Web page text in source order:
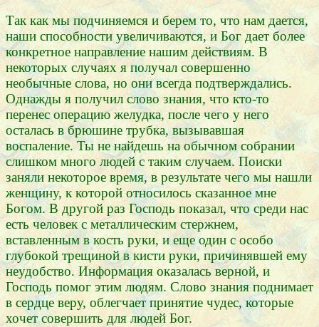
Так как мы подчиняемся и берем то, что нам дается,
наши способности увеличиваются, и Бог дает более
конкретное направление нашим действиям. В
некоторых случаях я получал совершенно
необычные слова, но они всегда подтверждались.
Однажды я получил слово знания, что кто-то
перенес операцию желудка, после чего у него
осталась в брюшине трубка, вызывавшая
воспаление. Ты не найдешь на обычном собрании
слишком много людей с таким случаем. Поиски
заняли некоторое время, в результате чего мы нашли
женщину, к которой относилось сказанное мне
Богом. В другой раз Господь показал, что среди нас
есть человек с металлическим стержнем,
вставленным в кость руки, и еще один с особо
глубокой трещиной в кисти руки, причинявшей ему
неудобство. Информация оказалась верной, и
Господь помог этим людям. Слово знания поднимает
в сердце веру, облегчает принятие чудес, которые
хочет совершить для людей Бог.